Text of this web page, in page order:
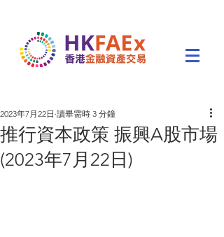
推行資本政策 振興A股市場
(2023年7月22日)
2023年7月22日 讀畢需時 3 分鐘